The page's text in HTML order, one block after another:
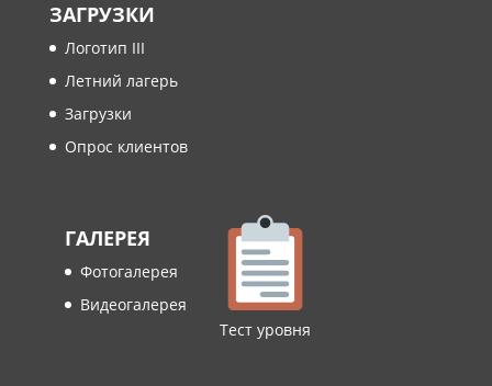
ЗАГРУЗКИ
Логотип III
Летний лагерь
Загрузки
Опрос клиентов
ГАЛЕРЕЯ
Фотогалерея
Видеогалерея
Тест уровня